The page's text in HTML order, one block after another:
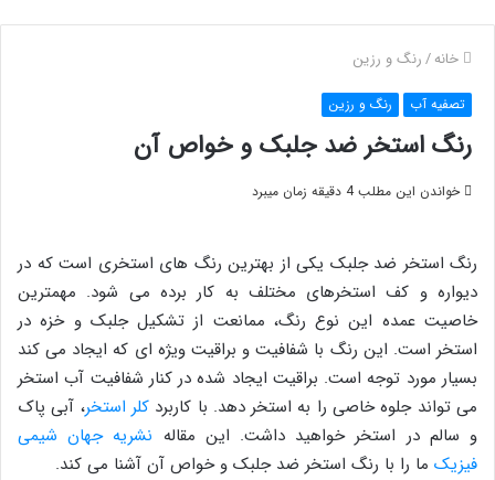
خانه/رنگ و رزین
تصفیه آب رنگ و رزین
رنگ استخر ضد جلبک و خواص آن
خواندن این مطلب 4 دقیقه زمان میبرد
رنگ استخر ضد جلبک یکی از بهترین رنگ های استخری است که در
دیواره و کف استخرهای مختلف به کار برده می شود. مهمترین
خاصیت عمده این نوع رنگ، ممانعت از تشکیل جلبک و خزه در
استخر است. این رنگ با شفافیت و براقیت ویژه ای که ایجاد می کند
بسیار مورد توجه است. براقیت ایجاد شده در کنار شفافیت آب استخر
می تواند جلوه خاصی را به استخر دهد. با کاربردکلر استخر، آبی پاک
و سالم در استخر خواهید داشت. این مقاله نشریه جهان شیمی
فیزیک ما را با رنگ استخر ضد جلبک و خواص آن آشنا می کند.